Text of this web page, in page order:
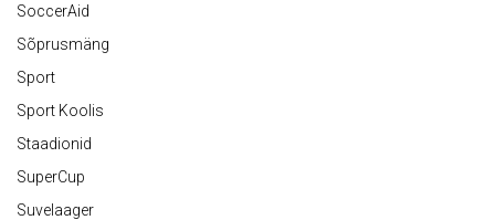
SoccerAid
Sõprusmäng
Sport
Sport Koolis
Staadionid
SuperCup
Suvelaager